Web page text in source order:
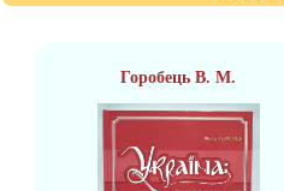
Горобець В. М.